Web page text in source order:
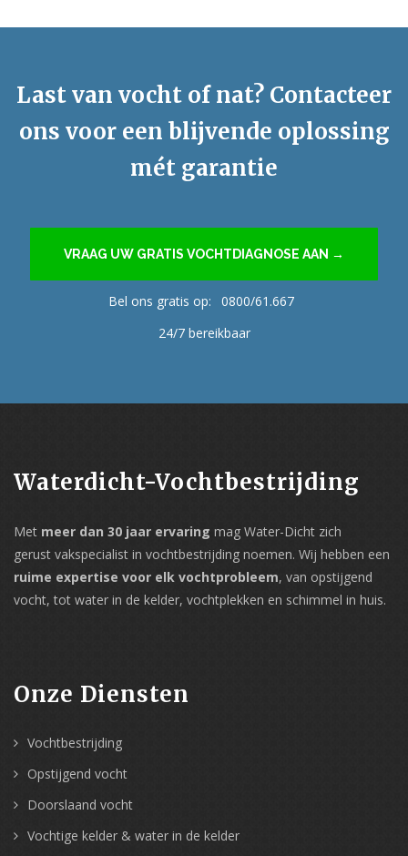
Last van vocht of nat? Contacteer
ons voor een blijvende oplossing
mét garantie
VRAAG UW GRATIS VOCHTDIAGNOSE AAN →
Bel ons gratis op:
0800/61.667
24/7 bereikbaar
Waterdicht-Vochtbestrijding
Met meer dan 30 jaar ervaring mag Water-Dicht zich
gerust vakspecialist in vochtbestrijding noemen. Wij hebben een
ruime expertise voor elk vochtprobleem, van opstijgend
vocht, tot water in de kelder, vochtplekken en schimmel in huis.
Onze Diensten
Vochtbestrijding
Opstijgend vocht
Doorslaand vocht
Vochtige kelder & water in de kelder